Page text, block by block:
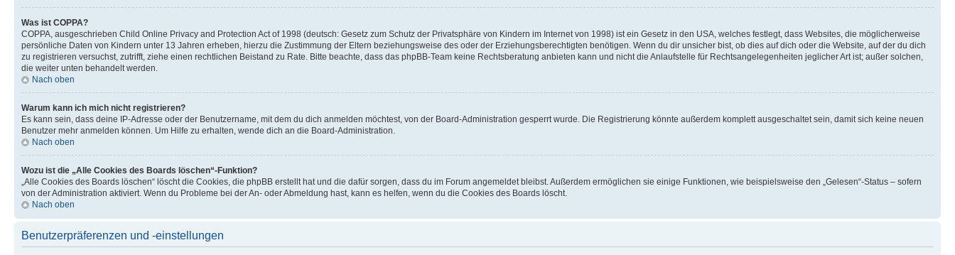
Was ist COPPA?
COPPA, ausgeschrieben Child Online Privacy and Protection Act of 1998 (deutsch: Gesetz zum Schutz der Privatsphäre von Kindern im Internet von 1998) ist ein Gesetz in den USA, welches festlegt, dass Websites, die möglicherweise
persönliche Daten von Kindern unter 13 Jahren erheben, hierzu die Zustimmung der Eltern beziehungsweise des oder der Erziehungsberechtigten benötigen. Wenn du dir unsicher bist, ob dies auf dich oder die Website, auf der du dich
zu registrieren versuchst, zutrifft, ziehe einen rechtlichen Beistand zu Rate. Bitte beachte, dass das phpBB-Team keine Rechtsberatung anbieten kann und nicht die Anlaufstelle für Rechtsangelegenheiten jeglicher Art ist; außer solchen,
die weiter unten behandelt werden.
Nach oben
Warum kann ich mich nicht registrieren?
Es kann sein, dass deine IP-Adresse oder der Benutzername, mit dem du dich anmelden möchtest, von der Board-Administration gesperrt wurde. Die Registrierung könnte außerdem komplett ausgeschaltet sein, damit sich keine neuen
Benutzer mehr anmelden können. Um Hilfe zu erhalten, wende dich an die Board-Administration.
Nach oben
Wozu ist die „Alle Cookies des Boards löschen“-Funktion?
„Alle Cookies des Boards löschen“ löscht die Cookies, die phpBB erstellt hat und die dafür sorgen, dass du im Forum angemeldet bleibst. Außerdem ermöglichen sie einige Funktionen, wie beispielsweise den „Gelesen“-Status – sofern
von der Administration aktiviert. Wenn du Probleme bei der An- oder Abmeldung hast, kann es helfen, wenn du die Cookies des Boards löscht.
Nach oben
Benutzerpräferenzen und -einstellungen